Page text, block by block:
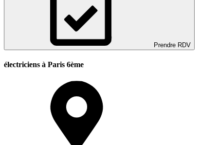
Prendre RDV
électriciens à Paris 6ème